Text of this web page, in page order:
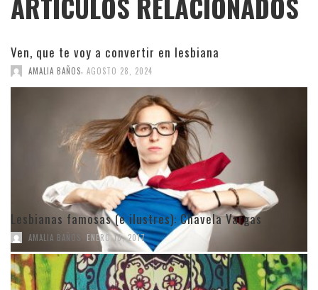
ARTÍCULOS RELACIONADOS
Ven, que te voy a convertir en lesbiana
AMALIA BAÑOS, AGOSTO 28, 2024
Lesbianas famosas (e ilustres): Chavela Vargas
AMALIA BAÑOS ENERO 10, 2017